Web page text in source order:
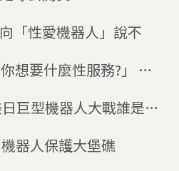
「性愛機器人」說不
你想要什麼性服務?」 微
器人保護大堡礁